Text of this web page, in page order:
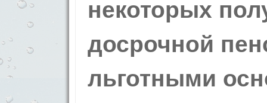
некоторых
досрочной
льготными